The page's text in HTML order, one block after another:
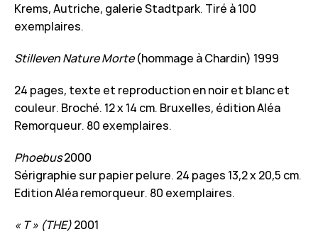
Krems, Autriche, galerie Stadtpark. Tiré à 100
exemplaires.
Stilleven Nature Morte(hommage à Chardin) 1999
24 pages, texte et reproduction en noir et blanc et
couleur. Broché. 12 x 14 cm. Bruxelles, édition Aléa
Remorqueur. 80 exemplaires.
Phoebus2000
Sérigraphie sur papier pelure. 24 pages 13,2 x 20,5 cm.
Edition Aléa remorqueur. 80 exemplaires.
« T » (THE)2001